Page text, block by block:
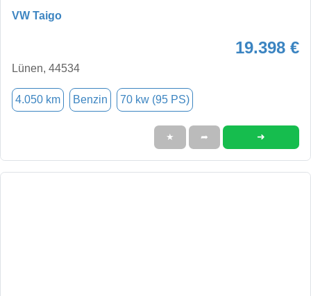
VW Taigo
19.398 €
Lünen, 44534
4.050 km Benzin 70 kw (95 PS)
★ ➦ ➜